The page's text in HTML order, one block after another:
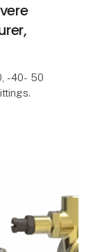
-40- 50